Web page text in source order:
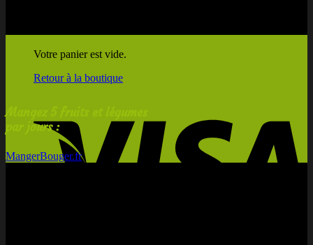
Votre panier est vide.
Retour à la boutique
par jours :
MangerBouger.fr